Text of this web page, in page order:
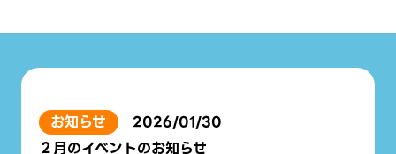
お知らせ
2026/01/30
２月のイベントのお知らせ